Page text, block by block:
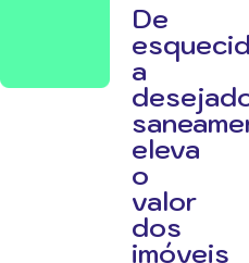
De
a
eleva
o
valor
dos
imóveis